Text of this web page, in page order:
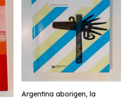
Argentina aborigen, la